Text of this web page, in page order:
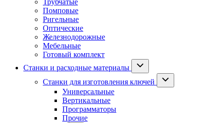
Трубчатые
Помповые
Ригельные
Оптические
Железнодорожные
Мебельные
Готовый комплект
Станки и расходные материалы
Станки для изготовления ключей
Универсальные
Вертикальные
Программаторы
Прочие